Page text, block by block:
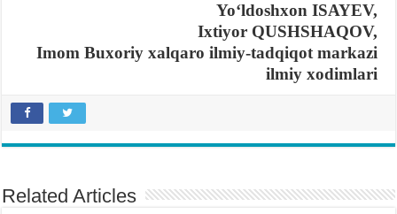
Yoʻldoshxon ISAYEV,
Ixtiyor QUSHSHAQOV,
Imom Buxoriy xalqaro ilmiy-tadqiqot markazi
ilmiy xodimlari
Related Articles